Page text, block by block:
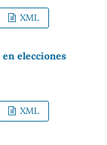
XML
elecciones
XML